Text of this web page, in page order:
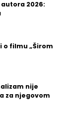
2026:
o filmu „Širom
nije
za njegovom